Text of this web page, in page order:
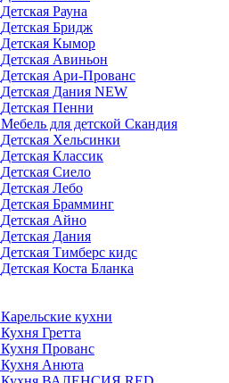
Детская Рауна
Детская Бридж
Детская Кымор
Детская Авиньон
Детская Ари-Прованс
Детская Дания NEW
Детская Пенни
Мебель для детской Скандия
Детская Хельсинки
Детская Классик
Детская Сиело
Детская Лебо
Детская Брамминг
Детская Айно
Детская Дания
Детская Тимберс кидс
Детская Коста Бланка
Карельские кухни
Кухня Гретта
Кухня Прованс
Кухня Анюта